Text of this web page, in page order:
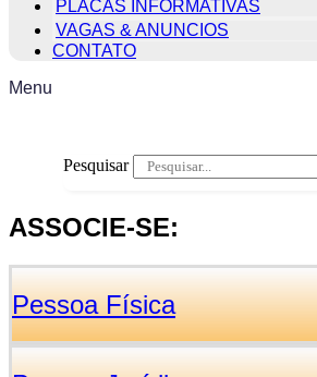
PLACAS INFORMATIVAS
VAGAS & ANUNCIOS
CONTATO
Menu
Pesquisar
ASSOCIE-SE:
Pessoa Física